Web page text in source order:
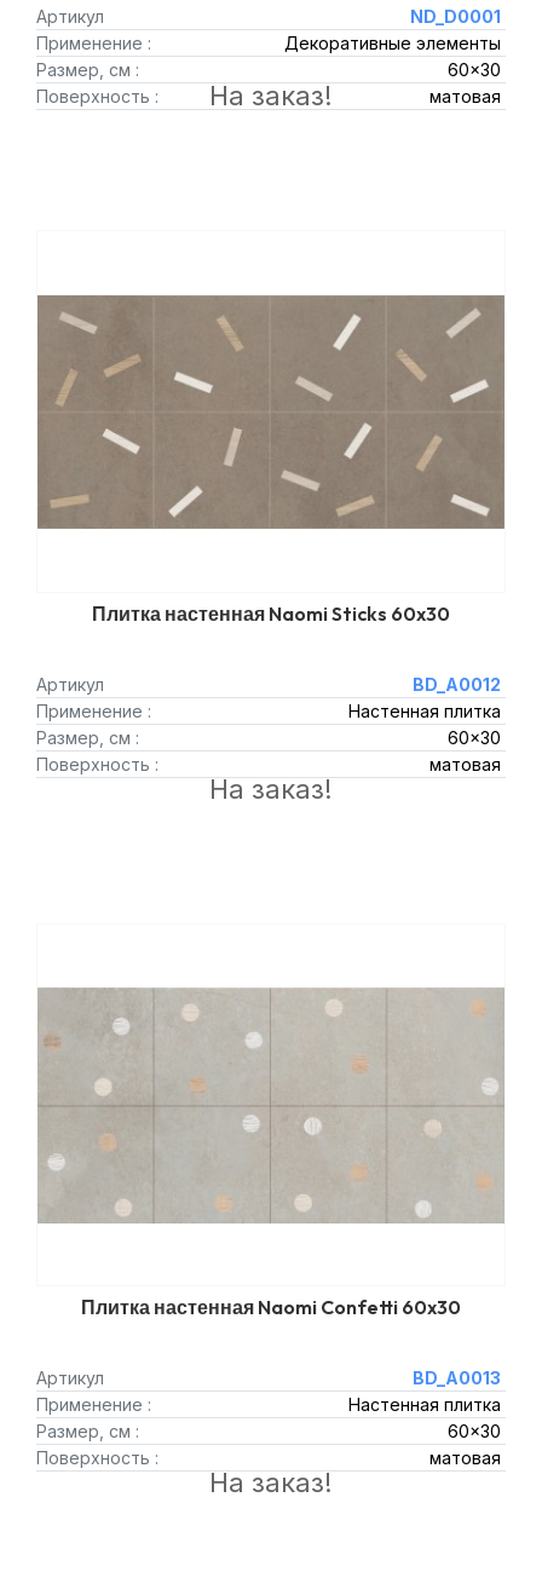
Артикул
ND_D0001
Применение :
Декоративные элементы
Размер, см :
60x30
Поверхность :
матовая
На заказ!
Плитка настенная Naomi Sticks 60x30
Артикул
BD_A0012
Применение :
Настенная плитка
Размер, см :
60x30
Поверхность :
матовая
На заказ!
Плитка настенная Naomi Confetti 60x30
Артикул
BD_A0013
Применение :
Настенная плитка
Размер, см :
60x30
Поверхность :
матовая
На заказ!